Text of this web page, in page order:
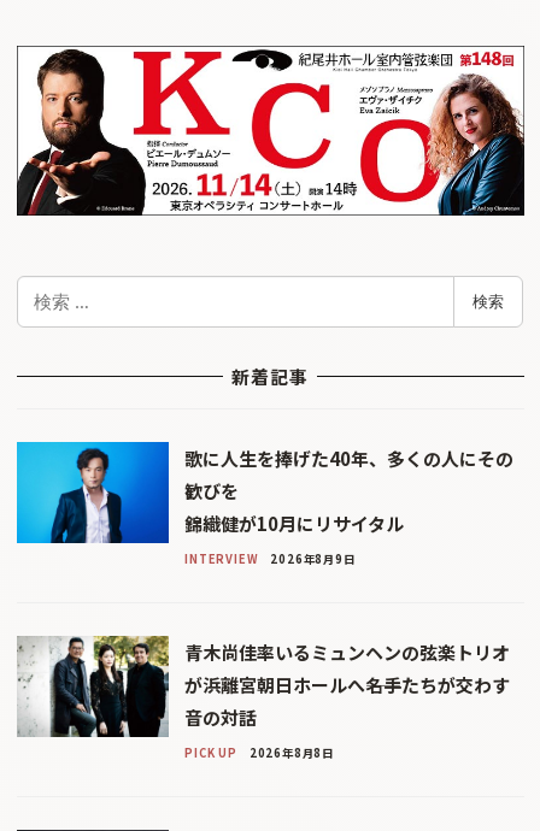
検
検索
新着記事
歌に人生を捧げた40年、多くの人にその
歓びを
錦織健が10月にリサイタル
INTERVIEW 2026年8月9日
青木尚佳率いるミュンヘンの弦楽トリオ
が浜離宮朝日ホールへ――名手たちが交わす
音の対話
PICK UP 2026年8月8日